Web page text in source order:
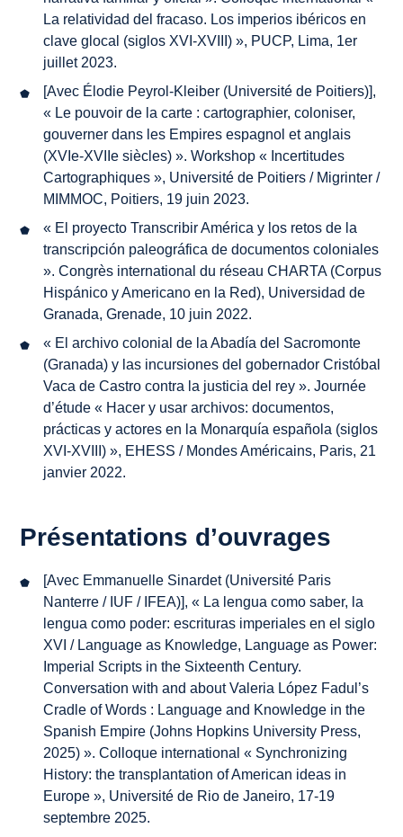
La relatividad del fracaso. Los imperios ibéricos en
clave glocal (siglos XVI-XVIII) », PUCP, Lima, 1er
juillet 2023.
[Avec Élodie Peyrol-Kleiber (Université de Poitiers)],
« Le pouvoir de la carte : cartographier, coloniser,
gouverner dans les Empires espagnol et anglais
(XVIe-XVIIe siècles) ». Workshop « Incertitudes
Cartographiques », Université de Poitiers / Migrinter /
MIMMOC, Poitiers, 19 juin 2023.
« El proyectoTranscribir América y los retos de la
transcripción paleográfica de documentos coloniales
». Congrès international du réseau CHARTA (Corpus
Hispánico y Americano en la Red), Universidad de
Granada, Grenade, 10 juin 2022.
« El archivo colonial de la Abadía del Sacromonte
(Granada) y las incursiones del gobernador Cristóbal
Vaca de Castro contra la justicia del rey ». Journée
d’étude « Hacer y usar archivos: documentos,
prácticas y actores en la Monarquía española (siglos
XVI-XVIII) », EHESS / Mondes Américains, Paris, 21
janvier 2022.
Présentations d’ouvrages
[Avec Emmanuelle Sinardet (Université Paris
Nanterre / IUF / IFEA)], « La lengua como saber, la
lengua como poder: escrituras imperiales en el siglo
XVI / Language as Knowledge, Language as Power:
Imperial Scripts in the Sixteenth Century.
Conversation with and about Valeria López Fadul’s
Cradle of Words : Language and Knowledge in the
Spanish Empire (Johns Hopkins University Press,
2025) ». Colloque international« Synchronizing
History: the transplantation of American ideas in
Europe », Université de Rio de Janeiro, 17-19
septembre 2025.